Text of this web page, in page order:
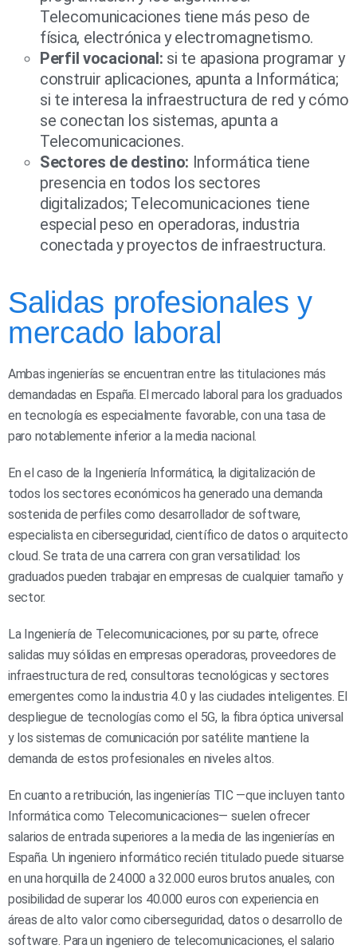
Telecomunicaciones tiene más peso de
física, electrónica y electromagnetismo.
Perfil vocacional: si te apasiona programar y
construir aplicaciones, apunta a Informática;
si te interesa la infraestructura de red y cómo
se conectan los sistemas, apunta a
Telecomunicaciones.
Sectores de destino: Informática tiene
presencia en todos los sectores
digitalizados; Telecomunicaciones tiene
especial peso en operadoras, industria
conectada y proyectos de infraestructura.
Salidas profesionales y
mercado laboral
Ambas ingenierías se encuentran entre las titulaciones más
demandadas en España. El mercado laboral para los graduados
en tecnología es especialmente favorable, con una tasa de
paro notablemente inferior a la media nacional.
En el caso de la Ingeniería Informática, la digitalización de
todos los sectores económicos ha generado una demanda
sostenida de perfiles como desarrollador de software,
especialista en ciberseguridad, científico de datos o arquitecto
cloud. Se trata de una carrera con gran versatilidad: los
graduados pueden trabajar en empresas de cualquier tamaño y
sector.
La Ingeniería de Telecomunicaciones, por su parte, ofrece
salidas muy sólidas en empresas operadoras, proveedores de
infraestructura de red, consultoras tecnológicas y sectores
emergentes como la industria 4.0 y las ciudades inteligentes. El
despliegue de tecnologías como el 5G, la fibra óptica universal
y los sistemas de comunicación por satélite mantiene la
demanda de estos profesionales en niveles altos.
En cuanto a retribución, las ingenierías TIC —que incluyen tanto
Informática como Telecomunicaciones— suelen ofrecer
salarios de entrada superiores a la media de las ingenierías en
España. Un ingeniero informático recién titulado puede situarse
en una horquilla de 24.000 a 32.000 euros brutos anuales, con
posibilidad de superar los 40.000 euros con experiencia en
áreas de alto valor como ciberseguridad, datos o desarrollo de
software. Para un ingeniero de telecomunicaciones, el salario